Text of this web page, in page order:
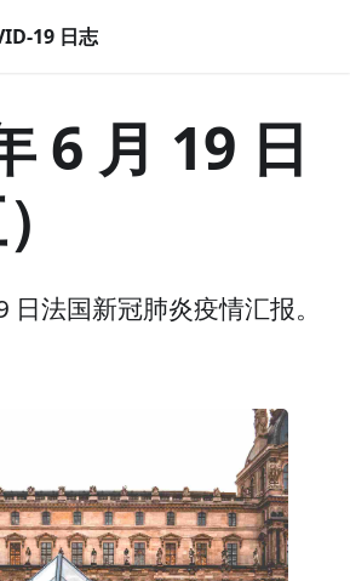
19 日志
6 月 19 日
日法国新冠肺炎疫情汇报。